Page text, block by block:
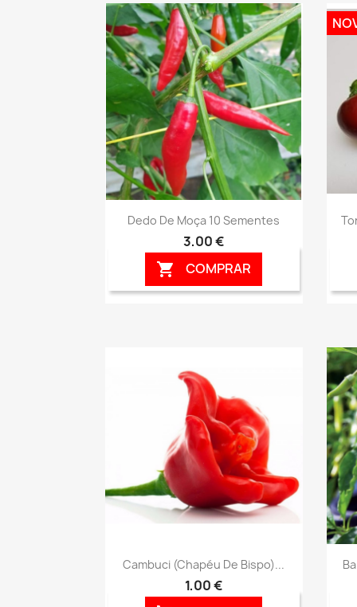
 Vista rápida
Dedo De Moça 10 Sementes
3,00 €
 COMPRAR
Vista rápida
Cambuci (Chapéu De Bispo)...
1,00 €